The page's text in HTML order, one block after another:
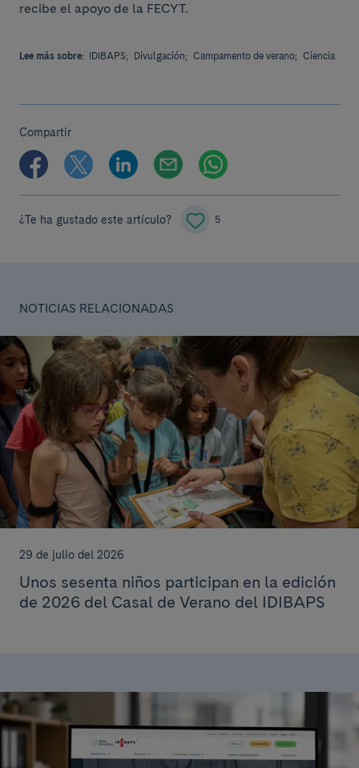
recibe el apoyo de la FECYT.
Lee más sobre: IDIBAPS; Divulgación; Campamento de verano; Ciencia
Compartir
¿Te ha gustado este artículo? 5
NOTICIAS RELACIONADAS
29 de julio del 2026
Unos sesenta niños participan en la edición
de 2026 del Casal de Verano del IDIBAPS